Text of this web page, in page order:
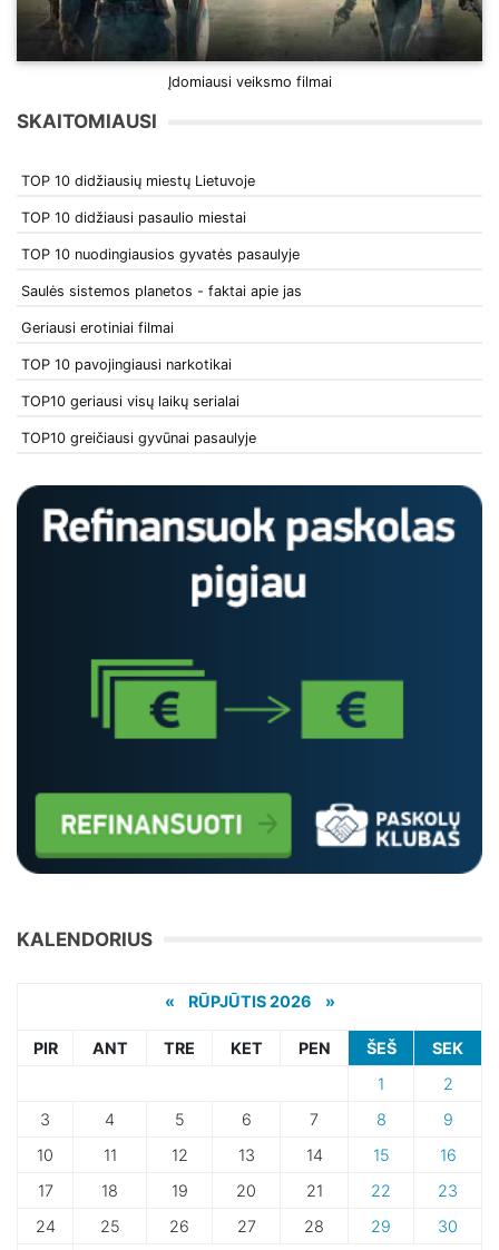
Įdomiausi veiksmo filmai
SKAITOMIAUSI
TOP 10 didžiausių miestų Lietuvoje
TOP 10 didžiausi pasaulio miestai
TOP 10 nuodingiausios gyvatės pasaulyje
Saulės sistemos planetos - faktai apie jas
Geriausi erotiniai filmai
TOP 10 pavojingiausi narkotikai
TOP10 geriausi visų laikų serialai
TOP10 greičiausi gyvūnai pasaulyje
KALENDORIUS
« RŪPJŪTIS 2026 »
PIR ANT TRE KET PEN ŠEŠ
SEK
1
2
3
4 5 6 7 8
9
10
11 12 13 14 15
16
17
18 19 20 21 22
23
24
25 26 27 28 29
30